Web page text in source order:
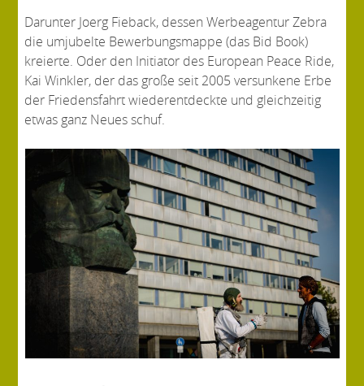
Darunter Joerg Fieback, dessen Werbeagentur Zebra
die umjubelte Bewerbungsmappe (das Bid Book)
kreierte. Oder den Initiator des European Peace Ride,
Kai Winkler, der das große seit 2005 versunkene Erbe
der Friedensfahrt wiederentdeckte und gleichzeitig
etwas ganz Neues schuf.